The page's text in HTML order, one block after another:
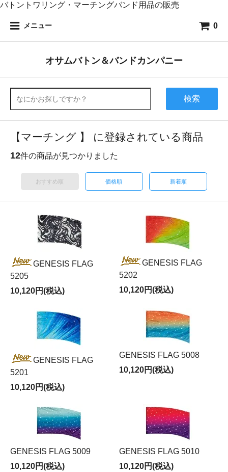
バトントワリング・マーチングバンド用品の販売
メニュー 0
オサムバトン＆バンドカンパニー
検索
【マーチング 】 に登録されている商品
12件の商品が見つかりました
おすすめ順 価格順 新着順
GENESIS FLAG
5205
10,120円(税込)
GENESIS FLAG
5202
10,120円(税込)
GENESIS FLAG
5201
10,120円(税込)
GENESIS FLAG 5008
10,120円(税込)
GENESIS FLAG 5009
10,120円(税込)
GENESIS FLAG 5010
10,120円(税込)